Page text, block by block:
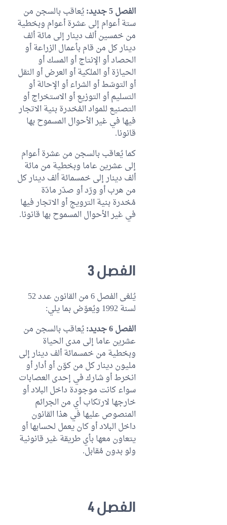
الفصل 5 جديد:
يُعاقب بالسجن من
ستة أعوام إلى عشرة أعوام وبخطية
من خمسين ألف دينار إلى مائة ألف
دينار كل من قام بأعمال الزراعة أو
الحصاد أو الإنتاج أو المسك أو
الحيازة أو الملكية أو العرض أو النقل
أو التوسّط أو الشراء أو الإحالة أو
التسليم أو التوزيع أو الاستخراج أو
التصنيع للمواد المُخدرة بنية الاتجار
فيها في غير الأحوال المسموح بها
قانونا.
كما يُعاقب بالسجن من عشرة أعوام
إلى عشرين عاما وبخطية من مائة
ألف دينار إلى خمسمائة ألف دينار كل
من هرب أو ورّد أو صدّر مادّة
مُخدرة بنية الترويج أو الاتجار فيها
في غير الأحوال المسموح بها قانونا.
الفصل 3
يُلغى الفصل 6 من القانون عدد 52
لسنة 1992 ويُعوّض بما يلي:
الفصل 6 جديد:
يُعاقب بالسجن من
عشرين عاما إلى مدى الحياة
وبخطية من خمسمائة ألف دينار إلى
مليون دينار كل من كوّن أو أدار أو
انخرط أو شارك في إحدى العصابات
سواء كانت موجودة داخل البلاد أو
خارجها لارتكاب أي من الجرائم
المنصوص عليها في هذا القانون
داخل البلاد أو كان يعمل لحسابها أو
يتعاون معها بأي طريقة غير قانونية
ولو بدون مُقابل.
الفصل 4